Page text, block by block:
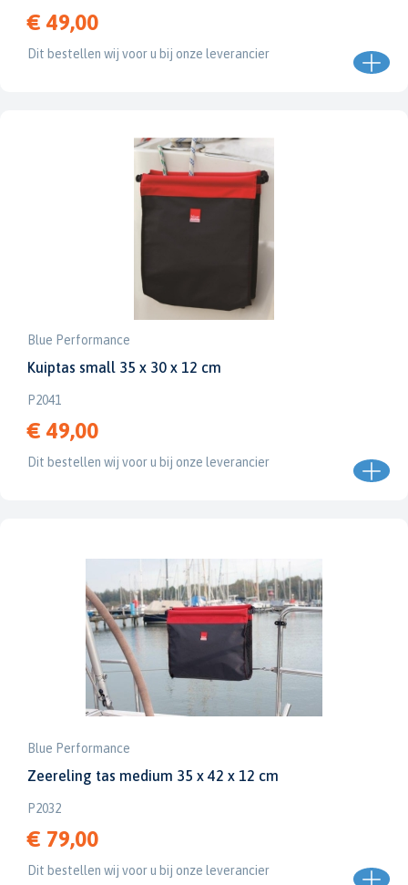
€ 49,00
Dit bestellen wij voor u bij onze leverancier
Blue Performance
Kuiptas small 35 x 30 x 12 cm
P2041
€ 49,00
Dit bestellen wij voor u bij onze leverancier
Blue Performance
Zeereling tas medium 35 x 42 x 12 cm
P2032
€ 79,00
Dit bestellen wij voor u bij onze leverancier